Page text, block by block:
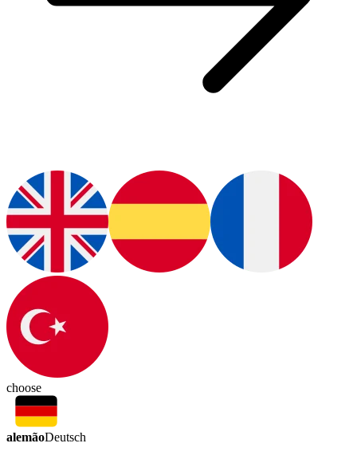
choose
alemãoDeutsch